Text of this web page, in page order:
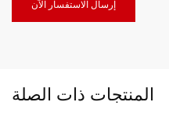
إرسال الاستفسار الآن
المنتجات ذات الصلة